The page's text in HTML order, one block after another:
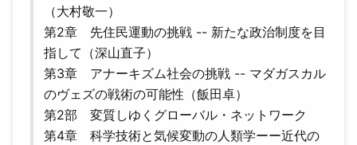
（大村敬一）
第2章 先住民運動の挑戦 -- 新たな政治制度を目
指して（深山直子）
第3章 アナーキズム社会の挑戦 -- マダガスカル
のヴェズの戦術の可能性（飯田卓）
第2部 変質しゆくグローバル・ネットワーク
第4章 科学技術と気候変動の人類学ーー近代の